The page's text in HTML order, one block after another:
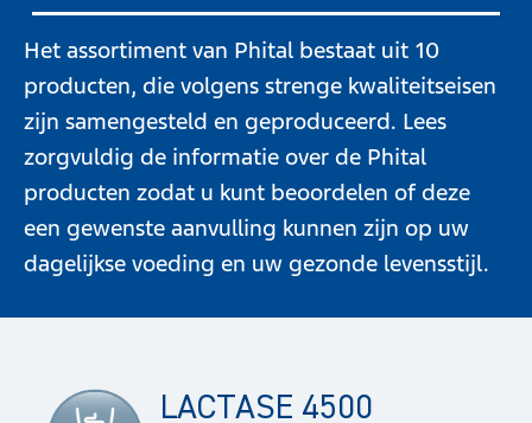
Het assortiment van Phital bestaat uit 10
producten, die volgens strenge kwaliteitseisen
zijn samengesteld en geproduceerd. Lees
zorgvuldig de informatie over de Phital
producten zodat u kunt beoordelen of deze
een gewenste aanvulling kunnen zijn op uw
dagelijkse voeding en uw gezonde levensstijl.
LACTASE 4500